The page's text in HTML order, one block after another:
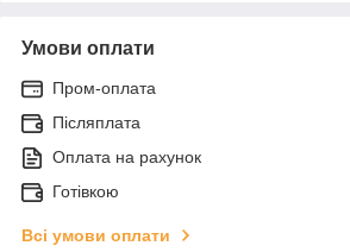
Умови оплати
Пром-оплата
Післяплата
Оплата на рахунок
Готівкою
Всі умови оплати